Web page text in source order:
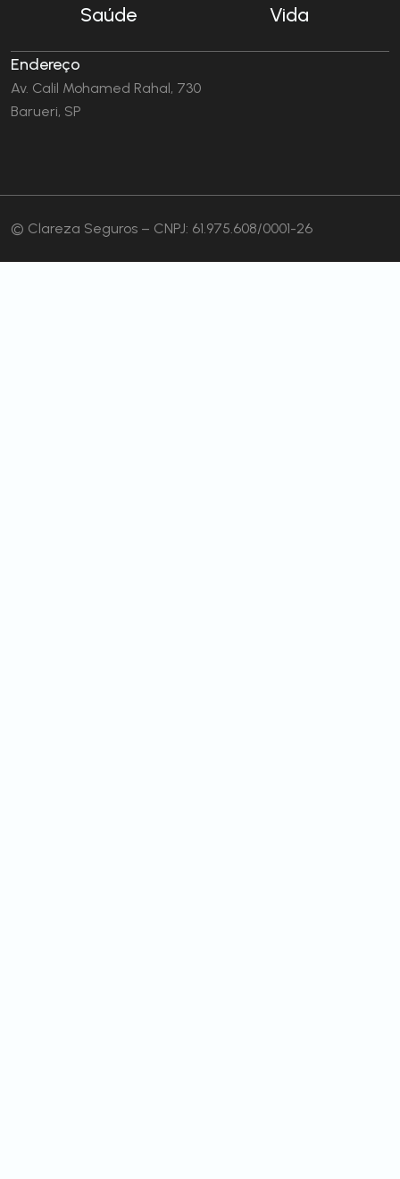
Saúde
Vida
Endereço
Av. Calil Mohamed Rahal, 730
Barueri, SP
© Clareza Seguros – CNPJ: 61.975.608/0001-26